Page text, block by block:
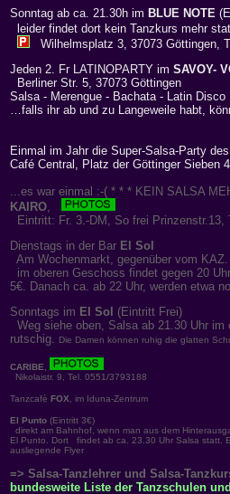
Sonntag ab ca. 21.30h im BLUE NOTE
leider findet dort kein Tanzkurs mehr
Wilhelmsplatz 3, 37073 Göttingen,
Jeden 2. Fr LATINOPARTY im SAVOY-
Berliner Str. 5, 37073 Göttingen
Salsa - Merengue - Bachata - Latin Disco
…falls ihr ab und zu Langeweile habt,
Einmal im Jahr die Super-Salsa-Party
Café Central, Platz der Göttinger Sieben
...es war einmal :-( * * * KEIN SALSA
KAIRO,
Eintritt: Fr. 3.-DM, So frei Prinzenstr.13,
Dienstags in der Bar El Sol
Am Wochenmarkt, gegenüber vom KAZ.
im oberen Geschoss findet gegen 20
5€. Danach ca. ab 22 Uhr, werden etwa
Sonntags im El Sol (Eintritt Frei)
Weg siehe oben, Salsa ab 21.30 Uhr
rutschig. Die Damen können ruhig die glatten
CARIBE,
Nikolaistr. 9, Tel. 0551/3793188
Tanzcafè FOX, im Iduna-Zentrum
El Punto (Eintritt 3€)
direkt am Bahnhof, wenn man aus dem
El Punto. Dort findet ab ca. 23.30 Uhr Salsa statt.
ausliegende Flyer
=> Salsa-Tanzlehrer und Salsa-
bundesweite Liste der Tanzschulen